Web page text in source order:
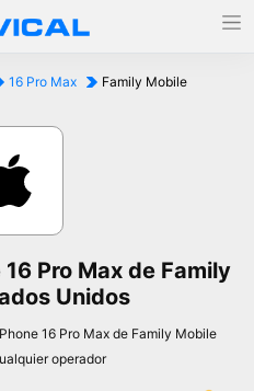
16 Pro Max
Family Mobile
Pro Max de Family
Unidos
16 Pro Max de Family Mobile
operador